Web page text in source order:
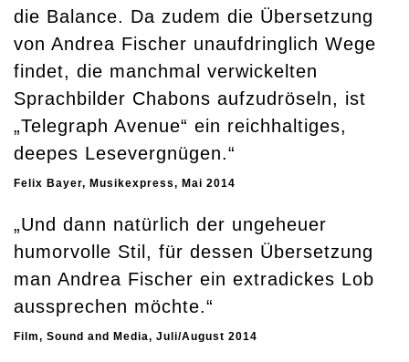
die Balance. Da zudem die Übersetzung
von Andrea Fischer unaufdringlich Wege
findet, die manchmal verwickelten
Sprachbilder Chabons aufzudröseln, ist
„Telegraph Avenue“ ein reichhaltiges,
deepes Lesevergnügen.“
Felix Bayer, Musikexpress, Mai 2014
„Und dann natürlich der ungeheuer
humorvolle Stil, für dessen Übersetzung
man Andrea Fischer ein extradickes Lob
aussprechen möchte.“
Film, Sound and Media, Juli/August 2014